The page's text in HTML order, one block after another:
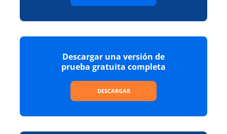
Descargar una versión de
prueba gratuita completa
DESCARGAR